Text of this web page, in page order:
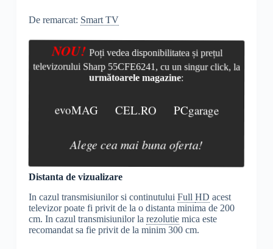
De remarcat: Smart TV
NOU! Poți vedea disponibilitatea și prețul
televizorului Sharp 55CFE6241, cu un singur click, la
următoarele magazine:
evoMAG CEL.RO PCgarage
Alege cea mai buna oferta!
Distanta de vizualizare
In cazul transmisiunilor si continutului Full HD acest
televizor poate fi privit de la o distanta minima de 200
cm. In cazul transmisiunilor la rezolutiemica este
recomandat sa fie privit de la minim 300 cm.